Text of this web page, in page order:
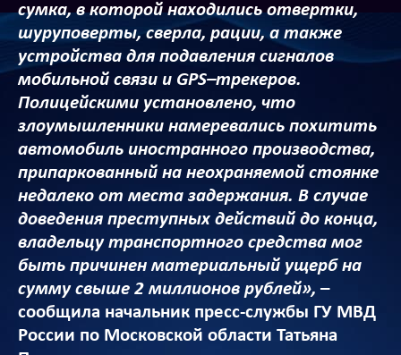
сумка, в которой находились отвертки,
шуруповерты, сверла, рации, а также
устройства для подавления сигналов
мобильной связи и GPS–трекеров.
Полицейскими установлено, что
злоумышленники намеревались похитить
автомобиль иностранного производства,
припаркованный на неохраняемой стоянке
недалеко от места задержания. В случае
доведения преступных действий до конца,
владельцу транспортного средства мог
быть причинен материальный ущерб на
сумму свыше 2 миллионов рублей», –
сообщила начальник пресс-службы ГУ МВД
России по Московской области Татьяна